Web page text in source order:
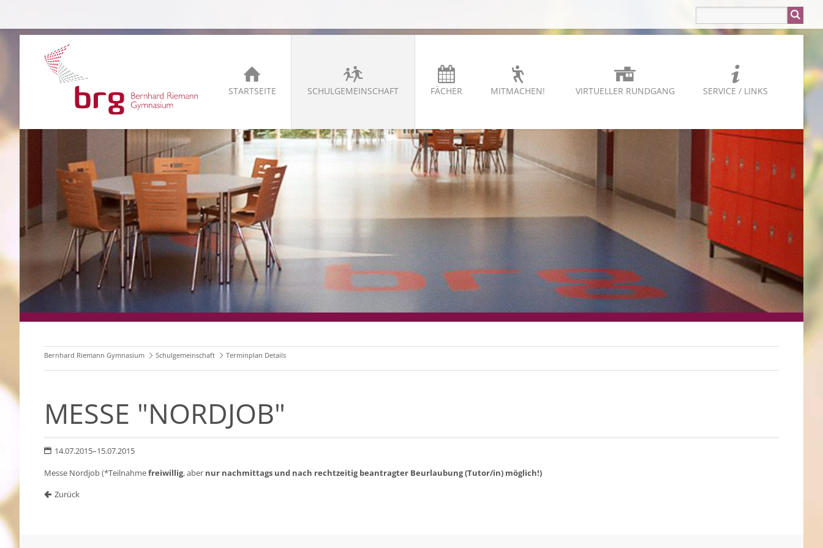
STARTSEITE SCHULGEMEINSCHAFT FÄCHER MITMACHEN! VIRTUELLER RUNDGANG SERVICE / LINKS
Bernhard Riemann Gymnasium Schulgemeinschaft Terminplan Details
MESSE "NORDJOB"
14.07.2015–15.07.2015
Messe Nordjob (*Teilnahmefreiwillig, aber nur nachmittags und nach rechtzeitig beantragter Beurlaubung (Tutor/in) möglich!)
Zurück